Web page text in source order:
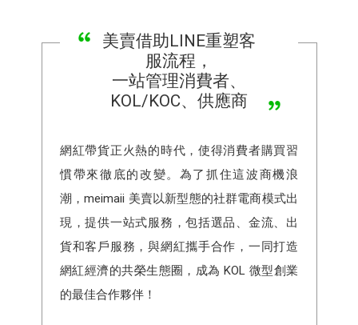
美賣借助LINE重塑客
服流程，
一站管理消費者、
KOL/KOC、供應商
網紅帶貨正火熱的時代，使得消費者購買習
慣帶來徹底的改變。為了抓住這波商機浪
潮，meimaii 美賣以新型態的社群電商模式出
現，提供一站式服務，包括選品、金流、出
貨和客戶服務，與網紅攜手合作，一同打造
網紅經濟的共榮生態圈，成為 KOL 微型創業
的最佳合作夥伴！